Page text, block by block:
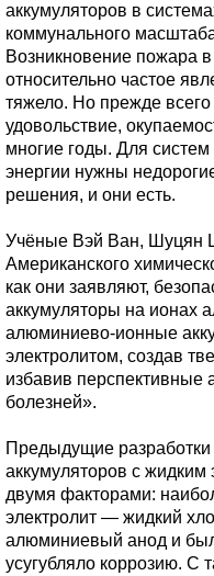
аккумуляторов в
коммунального
Возникновение пожара
относительно частое
тяжело. Но прежде
удовольствие,
многие годы. Для
энергии нужны
решения, и они есть.
Учёные Вэй Ван, Шуцян
Американского
как они заявляют,
аккумуляторы на ионах
алюминиево-ионные
электролитом, создав
избавив перспективные
болезней».
Предыдущие
аккумуляторов с
двумя факторами:
электролит — жидкий
алюминиевый анод и был
усугубляло коррозию. С